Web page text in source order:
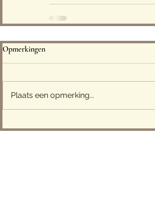
Opmerkingen
Plaats een opmerking...